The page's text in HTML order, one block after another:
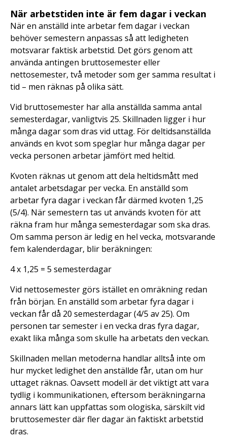
När arbetstiden inte är fem dagar i veckan
När en anställd inte arbetar fem dagar i veckan
behöver semestern anpassas så att ledigheten
motsvarar faktisk arbetstid. Det görs genom att
använda antingen bruttosemester eller
nettosemester, två metoder som ger samma resultat i
tid – men räknas på olika sätt.
Vid bruttosemester har alla anställda samma antal
semesterdagar, vanligtvis 25. Skillnaden ligger i hur
många dagar som dras vid uttag. För deltidsanställda
används en kvot som speglar hur många dagar per
vecka personen arbetar jämfört med heltid.
Kvoten räknas ut genom att dela heltidsmått med
antalet arbetsdagar per vecka. En anställd som
arbetar fyra dagar i veckan får därmed kvoten 1,25
(5/4). När semestern tas ut används kvoten för att
räkna fram hur många semesterdagar som ska dras.
Om samma person är ledig en hel vecka, motsvarande
fem kalenderdagar, blir beräkningen:
4 x 1,25 = 5 semesterdagar
Vid nettosemester görs istället en omräkning redan
från början. En anställd som arbetar fyra dagar i
veckan får då 20 semesterdagar (4/5 av 25). Om
personen tar semester i en vecka dras fyra dagar,
exakt lika många som skulle ha arbetats den veckan.
Skillnaden mellan metoderna handlar alltså inte om
hur mycket ledighet den anställde får, utan om hur
uttaget räknas. Oavsett modell är det viktigt att vara
tydlig i kommunikationen, eftersom beräkningarna
annars lätt kan uppfattas som ologiska, särskilt vid
bruttosemester där fler dagar än faktiskt arbetstid
dras.